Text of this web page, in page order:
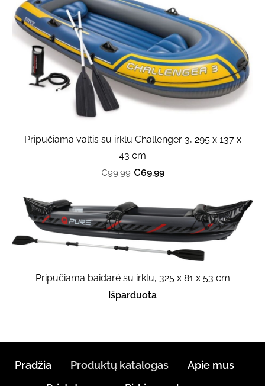
Pripučiama valtis su irklu Challenger 3, 295 x 137 x
43 cm
€99.99 €69.99
Pripučiama baidarė su irklu, 325 x 81 x 53 cm
Išparduota
Pradžia Produktų katalogas
Apie mus